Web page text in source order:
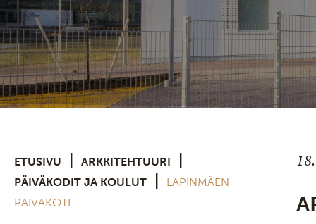
ETUSIVU ARKKITEHTUURI
PÄIVÄKODIT JA KOULUT
LAPINMÄEN
PÄIVÄKOTI